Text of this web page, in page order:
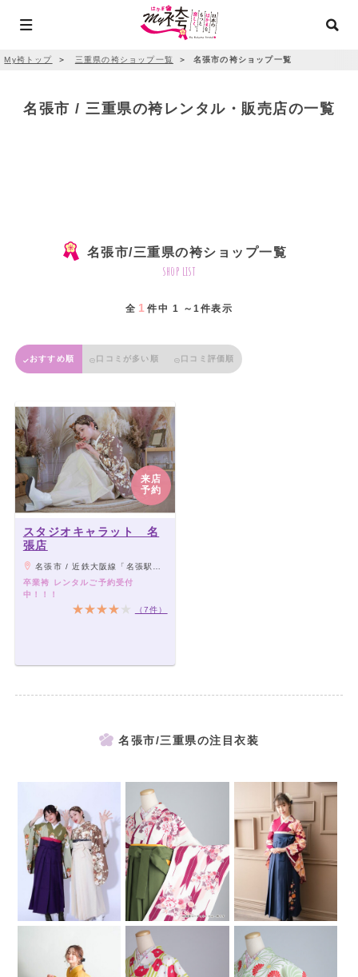
My袴トップ ＞ 三重県の袴ショップ一覧 ＞ 名張市の袴ショップ一覧
名張市 / 三重県の袴レンタル・販売店の一覧
名張市/三重県の袴ショップ一覧
shop list
全 1 件中 1 ～1件表示
おすすめ順 口コミが多い順 口コミ評価順
来店
予約
スタジオキャラット 名
張店
名張市 / 近鉄大阪線「名張駅」徒歩10分
卒業袴 レンタルご予約受付
中！！！
（7件）
名張市/三重県の注目衣装